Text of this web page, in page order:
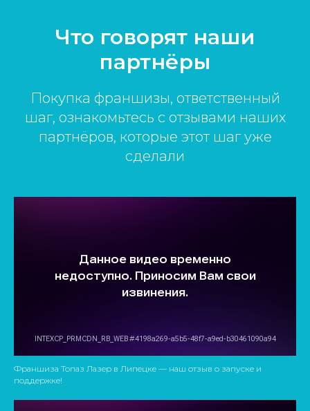
Что говорят наши
партнёры
Покупка франшизы, ответственный
шаг, ознакомьтесь с отзывами наших
партнёров, которые этот шаг уже
сделали
Франшиза Топаз Лазер в Липецке — наш отзыв о запуске и
поддержке!